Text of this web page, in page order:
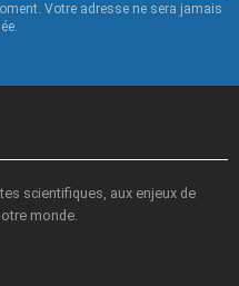
Votre adresse ne sera jamais
scientifiques, aux enjeux de
monde.